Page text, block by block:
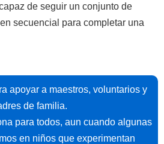
de seguir un conjunto de
secuencial para completar una
apoyar a maestros, voluntarios y
de familia.
para todos, aun cuando algunas
en niños que experimentan